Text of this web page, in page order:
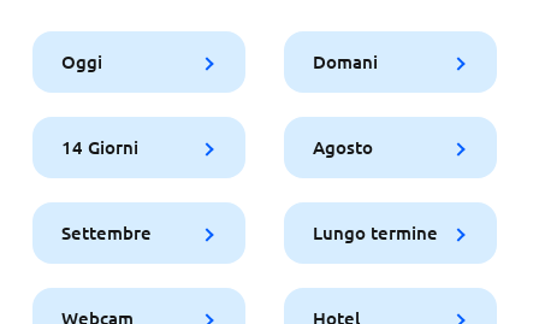
Oggi Domani
14 Giorni Agosto
Settembre Lungo termine
Webcam Hotel